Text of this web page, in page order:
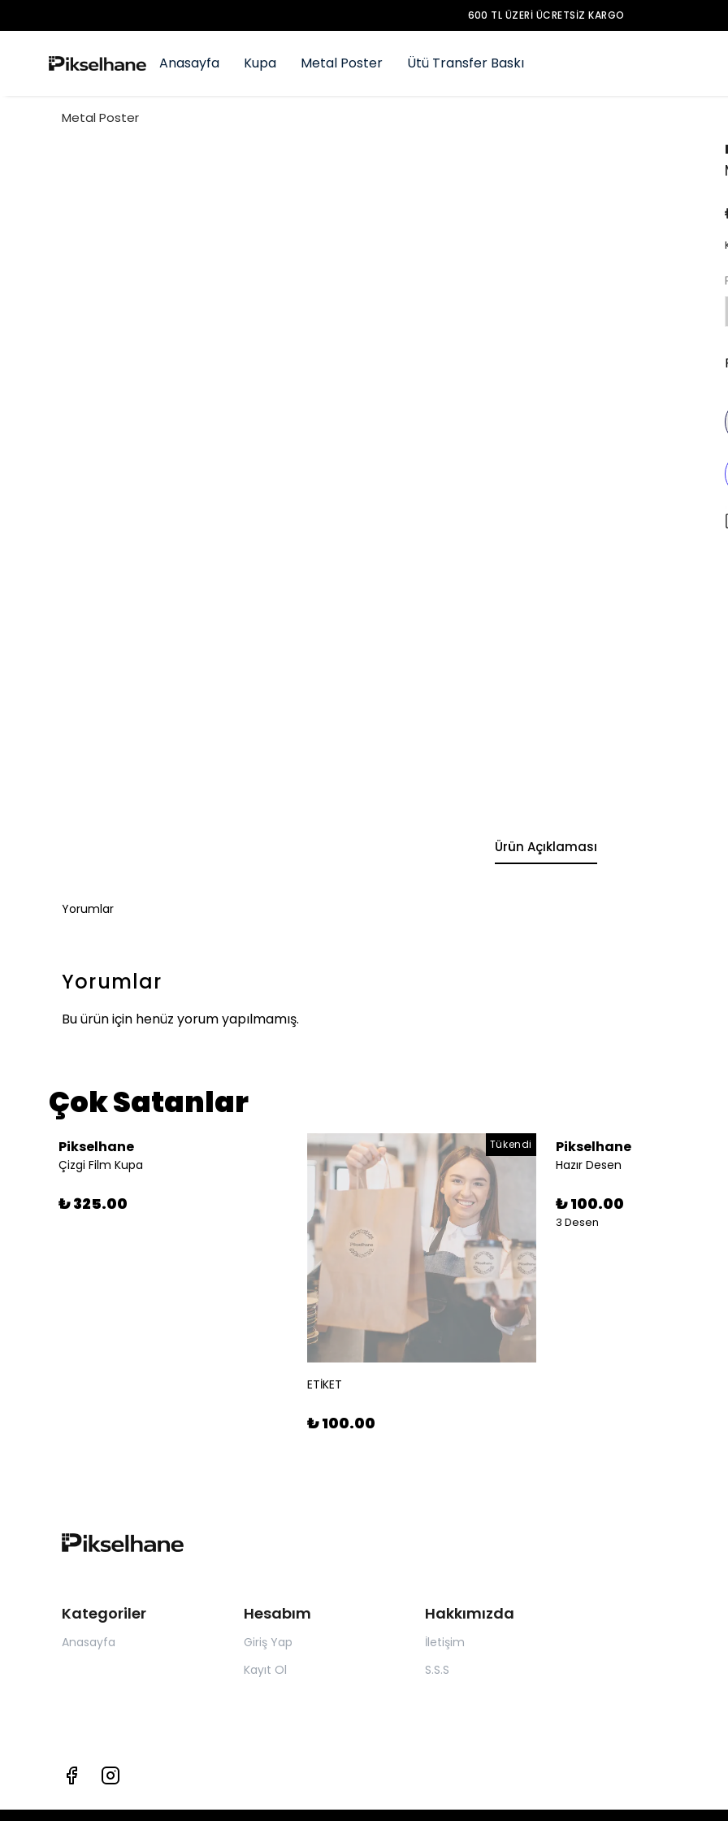
600 TL ÜZERI ÜCRETSIZ KARGO
Anasayfa Kupa Metal Poster Ütü Transfer Baskı
Metal Poster
Ürün Açıklaması
Yorumlar
Yorumlar
Bu ürün için henüz yorum yapılmamış.
Çok Satanlar
Pikselhane
Çizgi Film Kupa
₺ 325.00
Tükendi
ETİKET
₺ 100.00
Pikselhane
Hazır Desen
₺ 100.00
3 Desen
Kategoriler
Anasayfa
Hesabım
Giriş Yap
Kayıt Ol
Hakkımızda
İletişim
S.S.S